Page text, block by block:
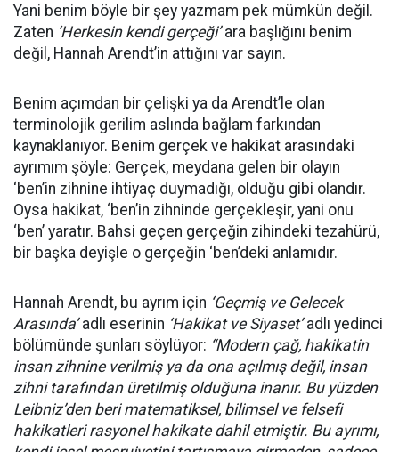
Yani benim böyle bir şey yazmam pek mümkün değil.
Zaten ‘Herkesin kendi gerçeği’ara başlığını benim
değil, Hannah Arendt’in attığını var sayın.
Benim açımdan bir çelişki ya da Arendt’le olan
terminolojik gerilim aslında bağlam farkından
kaynaklanıyor. Benim gerçek ve hakikat arasındaki
ayrımım şöyle: Gerçek, meydana gelen bir olayın
‘ben’in zihnine ihtiyaç duymadığı, olduğu gibi olandır.
Oysa hakikat, ‘ben’in zihninde gerçekleşir, yani onu
‘ben’ yaratır. Bahsi geçen gerçeğin zihindeki tezahürü,
bir başka deyişle o gerçeğin ‘ben’deki anlamıdır.
Hannah Arendt, bu ayrım için ‘Geçmiş ve Gelecek
Arasında’adlı eserinin ‘Hakikat ve Siyaset’adlı yedinci
bölümünde şunları söylüyor: “Modern çağ, hakikatin
insan zihnine verilmiş ya da ona açılmış değil, insan
zihni tarafından üretilmiş olduğuna inanır. Bu yüzden
Leibniz’den beri matematiksel, bilimsel ve felsefi
hakikatleri rasyonel hakikate dahil etmiştir. Bu ayrımı,